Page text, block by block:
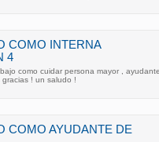
COMO INTERNA
4
como cuidar persona mayor ,
! un saludo !
COMO AYUDANTE DE